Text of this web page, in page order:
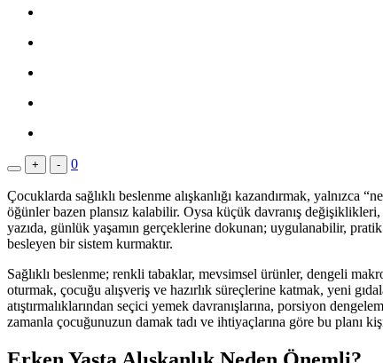
+ - 0
Çocuklarda sağlıklı beslenme alışkanlığı kazandırmak,
öğünler bazen plansız kalabilir. Oysa küçük davranış
yazıda, günlük yaşamın gerçeklerine dokunan; uygulanabilir,
besleyen bir sistem kurmaktır.
Sağlıklı beslenme; renkli tabaklar, mevsimsel ürünler, dengeli
oturmak, çocuğu alışveriş ve hazırlık süreçlerine katmak, yeni
atıştırmalıklarından seçici yemek davranışlarına, porsiyon
zamanla çocuğunuzun damak tadı ve ihtiyaçlarına göre bu planı